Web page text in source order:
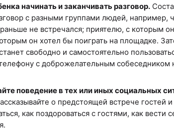
начинать и заканчивать разговор.
с разными группами людей, например,
не встречался; приятелю, с которым
он хотел бы поиграть на площадке.
свободно и самостоятельно
с доброжелательным собеседником
поведение в тех или иных социальных
о предстоящей встрече гостей
как поздороваться с гостями, как